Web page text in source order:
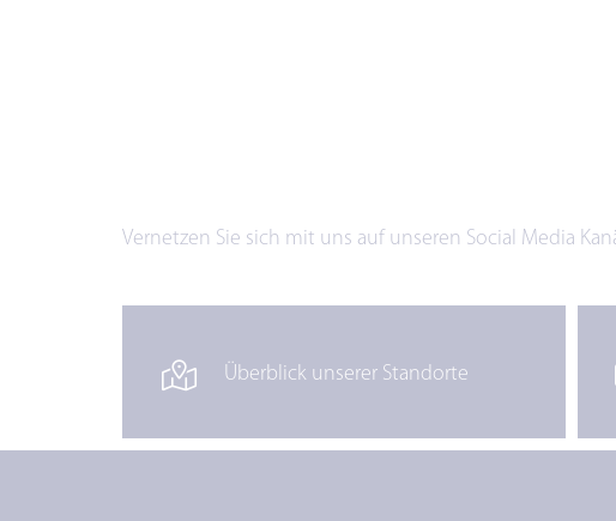
Vernetzen Sie sich mit uns auf unseren Social Media
Überblick unserer Standorte